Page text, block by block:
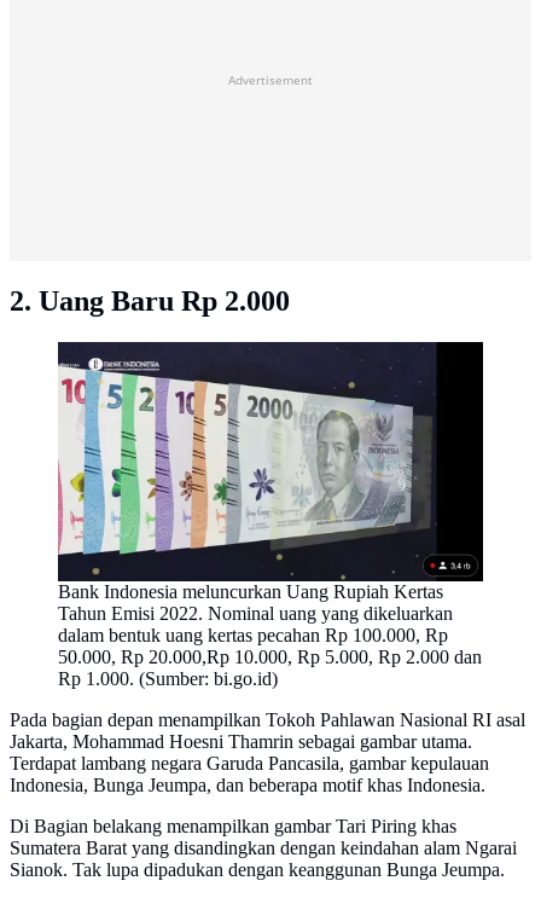
Advertisement
2. Uang Baru Rp 2.000
Bank Indonesia meluncurkan Uang Rupiah Kertas
Tahun Emisi 2022. Nominal uang yang dikeluarkan
dalam bentuk uang kertas pecahan Rp 100.000, Rp
50.000, Rp 20.000,Rp 10.000, Rp 5.000, Rp 2.000 dan
Rp 1.000. (Sumber: bi.go.id)
Pada bagian depan menampilkan Tokoh Pahlawan Nasional RI asal
Jakarta, Mohammad Hoesni Thamrin sebagai gambar utama.
Terdapat lambang negara Garuda Pancasila, gambar kepulauan
Indonesia, Bunga Jeumpa, dan beberapa motif khas Indonesia.
Di Bagian belakang menampilkan gambar Tari Piring khas
Sumatera Barat yang disandingkan dengan keindahan alam Ngarai
Sianok. Tak lupa dipadukan dengan keanggunan Bunga Jeumpa.